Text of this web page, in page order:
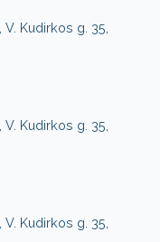
, V. Kudirkos g. 35,
, V. Kudirkos g. 35,
, V. Kudirkos g. 35,